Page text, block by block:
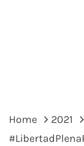
Home 2021